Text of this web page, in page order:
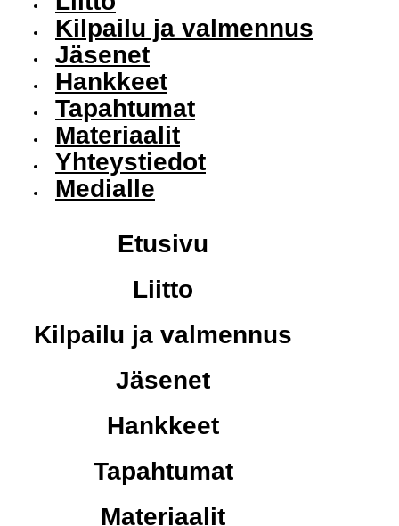
Kilpailu ja valmennus
Jäsenet
Hankkeet
Tapahtumat
Materiaalit
Yhteystiedot
Medialle
Etusivu
Liitto
Kilpailu ja valmennus
Jäsenet
Hankkeet
Tapahtumat
Materiaalit